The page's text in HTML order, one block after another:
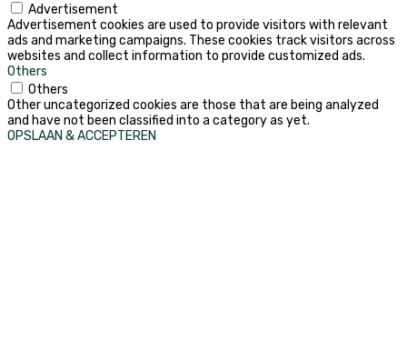
Advertisement
Advertisement cookies are used to provide visitors with relevant
ads and marketing campaigns. These cookies track visitors across
websites and collect information to provide customized ads.
Others
Others
Other uncategorized cookies are those that are being analyzed
and have not been classified into a category as yet.
OPSLAAN & ACCEPTEREN